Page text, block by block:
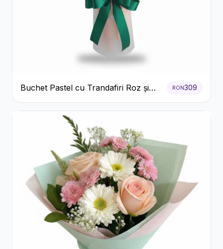
Buchet Pastel cu Trandafiri Roz și
Albi
RON309